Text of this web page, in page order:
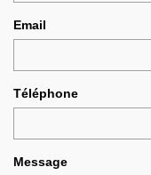
Email
Téléphone
Message